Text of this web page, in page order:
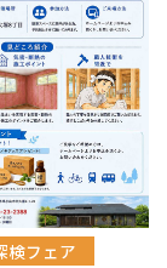
検フェア